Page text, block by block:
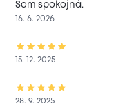
Som spokojná.
16. 6. 2026
15. 12. 2025
28. 9. 2025